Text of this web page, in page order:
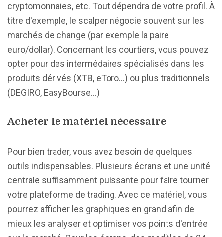
cryptomonnaies, etc. Tout dépendra de votre profil. À
titre d'exemple, le scalper négocie souvent sur les
marchés de change (par exemple la paire
euro/dollar). Concernant les courtiers, vous pouvez
opter pour des intermédaires spécialisés dans les
produits dérivés (XTB, eToro...) ou plus traditionnels
(DEGIRO, EasyBourse...)
Acheter le matériel nécessaire
Pour bien trader, vous avez besoin de quelques
outils indispensables. Plusieurs écrans et une unité
centrale suffisamment puissante pour faire tourner
votre plateforme de trading. Avec ce matériel, vous
pourrez afficher les graphiques en grand afin de
mieux les analyser et optimiser vos points d'entrée